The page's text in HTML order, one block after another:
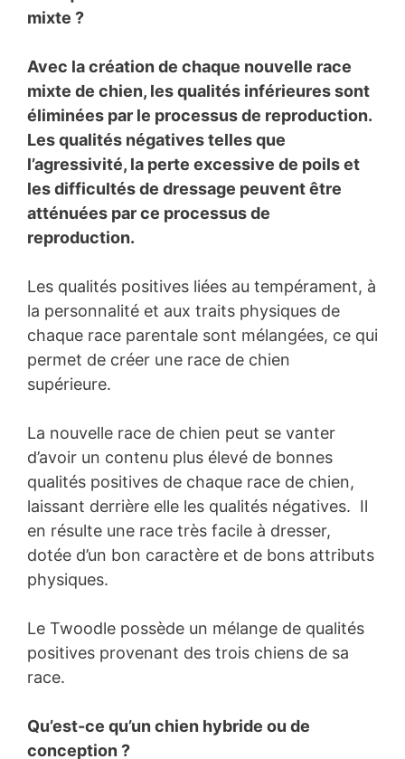
mixte ?
Avec la création de chaque nouvelle race
mixte de chien, les qualités inférieures sont
éliminées par le processus de reproduction.
Les qualités négatives telles que
l’agressivité, la perte excessive de poils et
les difficultés de dressage peuvent être
atténuées par ce processus de
reproduction.
Les qualités positives liées au tempérament, à
la personnalité et aux traits physiques de
chaque race parentale sont mélangées, ce qui
permet de créer une race de chien
supérieure.
La nouvelle race de chien peut se vanter
d’avoir un contenu plus élevé de bonnes
qualités positives de chaque race de chien,
laissant derrière elle les qualités négatives. Il
en résulte une race très facile à dresser,
dotée d’un bon caractère et de bons attributs
physiques.
Le Twoodle possède un mélange de qualités
positives provenant des trois chiens de sa
race.
Qu’est-ce qu’un chien hybride ou de
conception ?